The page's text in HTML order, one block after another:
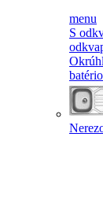
menu
S